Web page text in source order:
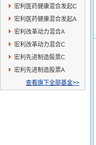
宏利医药健康混合发起C
宏利医药健康混合发起A
宏利改革动力混合A
宏利改革动力混合C
宏利先进制造股票C
宏利先进制造股票A
查看旗下全部基金>>